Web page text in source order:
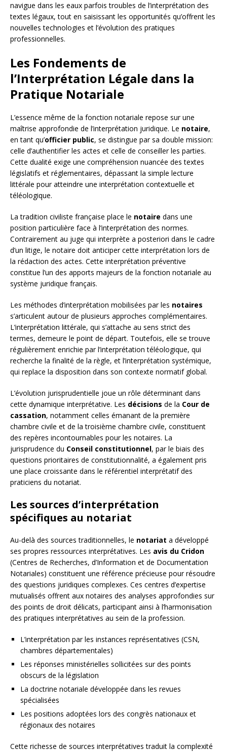
navigue dans les eaux parfois troubles de l’interprétation des
textes légaux, tout en saisissant les opportunités qu’offrent les
nouvelles technologies et l’évolution des pratiques
professionnelles.
Les Fondements de
l’Interprétation Légale dans la
Pratique Notariale
L’essence même de la fonction notariale repose sur une
maîtrise approfondie de l’interprétation juridique. Le notaire,
en tant qu’officier public, se distingue par sa double mission:
celle d’authentifier les actes et celle de conseiller les parties.
Cette dualité exige une compréhension nuancée des textes
législatifs et réglementaires, dépassant la simple lecture
littérale pour atteindre une interprétation contextuelle et
téléologique.
La tradition civiliste française place le notaire dans une
position particulière face à l’interprétation des normes.
Contrairement au juge qui interprète a posteriori dans le cadre
d’un litige, le notaire doit anticiper cette interprétation lors de
la rédaction des actes. Cette interprétation préventive
constitue l’un des apports majeurs de la fonction notariale au
système juridique français.
Les méthodes d’interprétation mobilisées par les notaires
s’articulent autour de plusieurs approches complémentaires.
L’interprétation littérale, qui s’attache au sens strict des
termes, demeure le point de départ. Toutefois, elle se trouve
régulièrement enrichie par l’interprétation téléologique, qui
recherche la finalité de la règle, et l’interprétation systémique,
qui replace la disposition dans son contexte normatif global.
L’évolution jurisprudentielle joue un rôle déterminant dans
cette dynamique interprétative. Les décisions de la Cour de
cassation, notamment celles émanant de la première
chambre civile et de la troisième chambre civile, constituent
des repères incontournables pour les notaires. La
jurisprudence du Conseil constitutionnel, par le biais des
questions prioritaires de constitutionnalité, a également pris
une place croissante dans le référentiel interprétatif des
praticiens du notariat.
Les sources d’interprétation
spécifiques au notariat
Au-delà des sources traditionnelles, le notariat a développé
ses propres ressources interprétatives. Les avis du Cridon
(Centres de Recherches, d’Information et de Documentation
Notariales) constituent une référence précieuse pour résoudre
des questions juridiques complexes. Ces centres d’expertise
mutualisés offrent aux notaires des analyses approfondies sur
des points de droit délicats, participant ainsi à l’harmonisation
des pratiques interprétatives au sein de la profession.
L’interprétation par les instances représentatives (CSN,
chambres départementales)
Les réponses ministérielles sollicitées sur des points
obscurs de la législation
La doctrine notariale développée dans les revues
spécialisées
Les positions adoptées lors des congrès nationaux et
régionaux des notaires
Cette richesse de sources interprétatives traduit la complexité